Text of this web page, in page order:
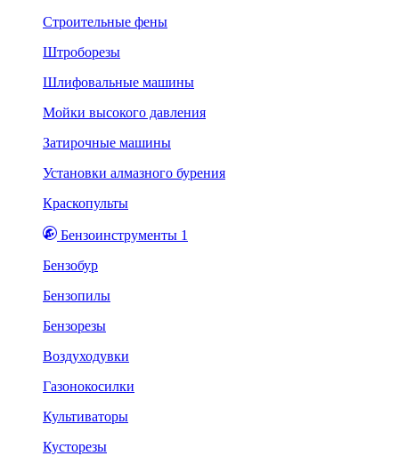
Строительные фены
Штроборезы
Шлифовальные машины
Мойки высокого давления
Затирочные машины
Установки алмазного бурения
Краскопульты
Бензоинструменты 1
Бензобур
Бензопилы
Бензорезы
Воздуходувки
Газонокосилки
Культиваторы
Кусторезы